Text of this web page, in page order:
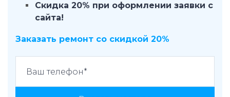
Скидка 20% при оформлении заявки с
сайта!
Заказать ремонт со скидкой 20%